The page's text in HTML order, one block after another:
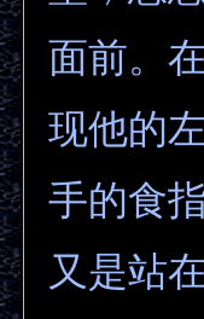
面前。
现他的
手的食
又是站